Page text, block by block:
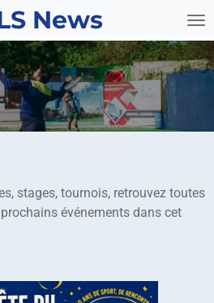
News
stages, tournois, retrouvez toutes
événements dans cet